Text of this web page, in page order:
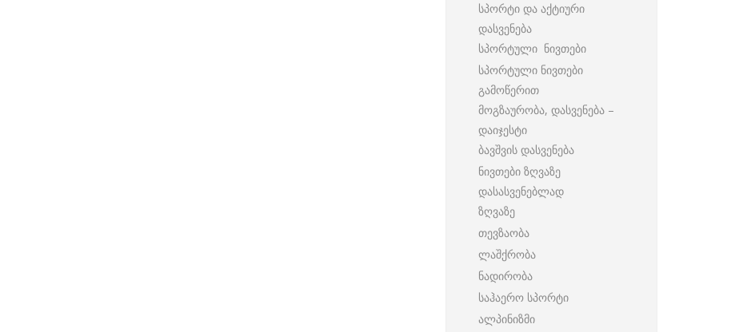
სპორტი და აქტიური
დასვენება
სპორტული ნივთები
სპორტული ნივთები
გამოწერით
მოგზაურობა, დასვენება –
დაიჯესტი
ბავშვის დასვენება
ნივთები ზღვაზე
დასასვენებლად
ზღვაზე
თევზაობა
ლაშქრობა
ნადირობა
საჰაერო სპორტი
ალპინიზმი